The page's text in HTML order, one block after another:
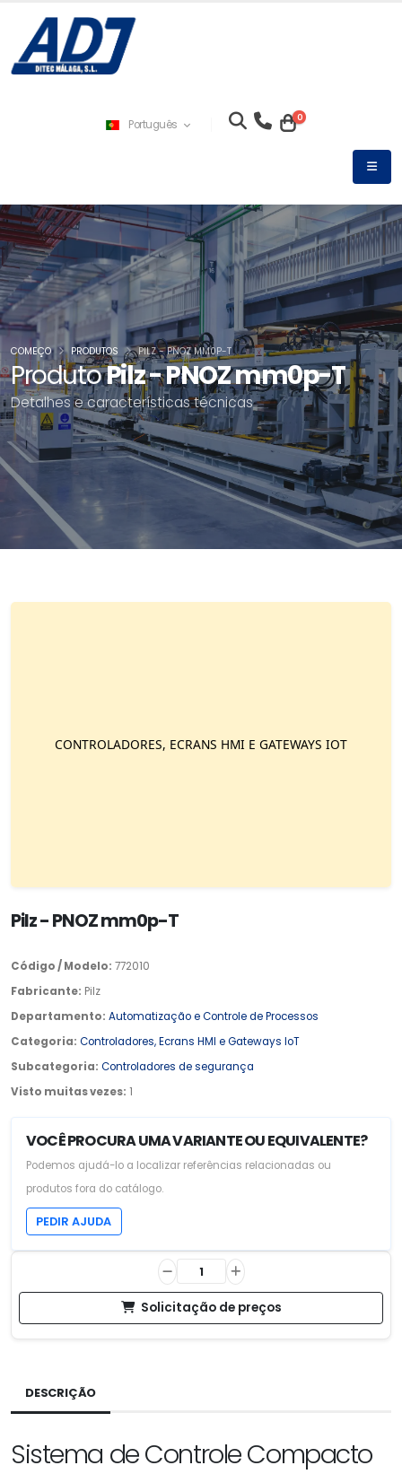
Português 0
ProdutoPilz - PNOZ mm0p-T
Detalhes e características técnicas
COMEÇO PRODUTOS PILZ - PNOZ MM0P-T
Pilz - PNOZ mm0p-T
Código / Modelo: 772010
Fabricante: Pilz
Departamento: Automatização e Controle de Processos
Categoria: Controladores, Ecrans HMI e Gateways IoT
Subcategoria: Controladores de segurança
Visto muitas vezes: 1
VOCÊ PROCURA UMA VARIANTE OU EQUIVALENTE?
Podemos ajudá-lo a localizar referências relacionadas ou
produtos fora do catálogo.
PEDIR AJUDA
Solicitação de preços
DESCRIÇÃO
Sistema de Controle Compacto